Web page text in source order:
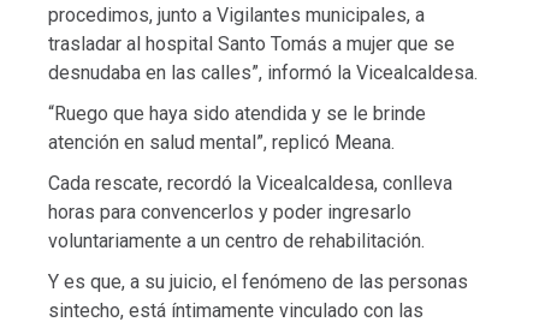
procedimos, junto a Vigilantes municipales, a
trasladar al hospital Santo Tomás a mujer que se
desnudaba en las calles”, informó la Vicealcaldesa.
“Ruego que haya sido atendida y se le brinde
atención en salud mental”, replicó Meana.
Cada rescate, recordó la Vicealcaldesa, conlleva
horas para convencerlos y poder ingresarlo
voluntariamente a un centro de rehabilitación.
Y es que, a su juicio, el fenómeno de las personas
sintecho, está íntimamente vinculado con las